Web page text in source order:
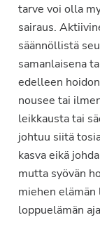
tarve voi olla
sairaus.
säännöllistä
samanlaisena
edelleen
nousee tai
leikkausta tai
johtuu siitä
kasva eikä
mutta syövän
miehen
loppuelämän